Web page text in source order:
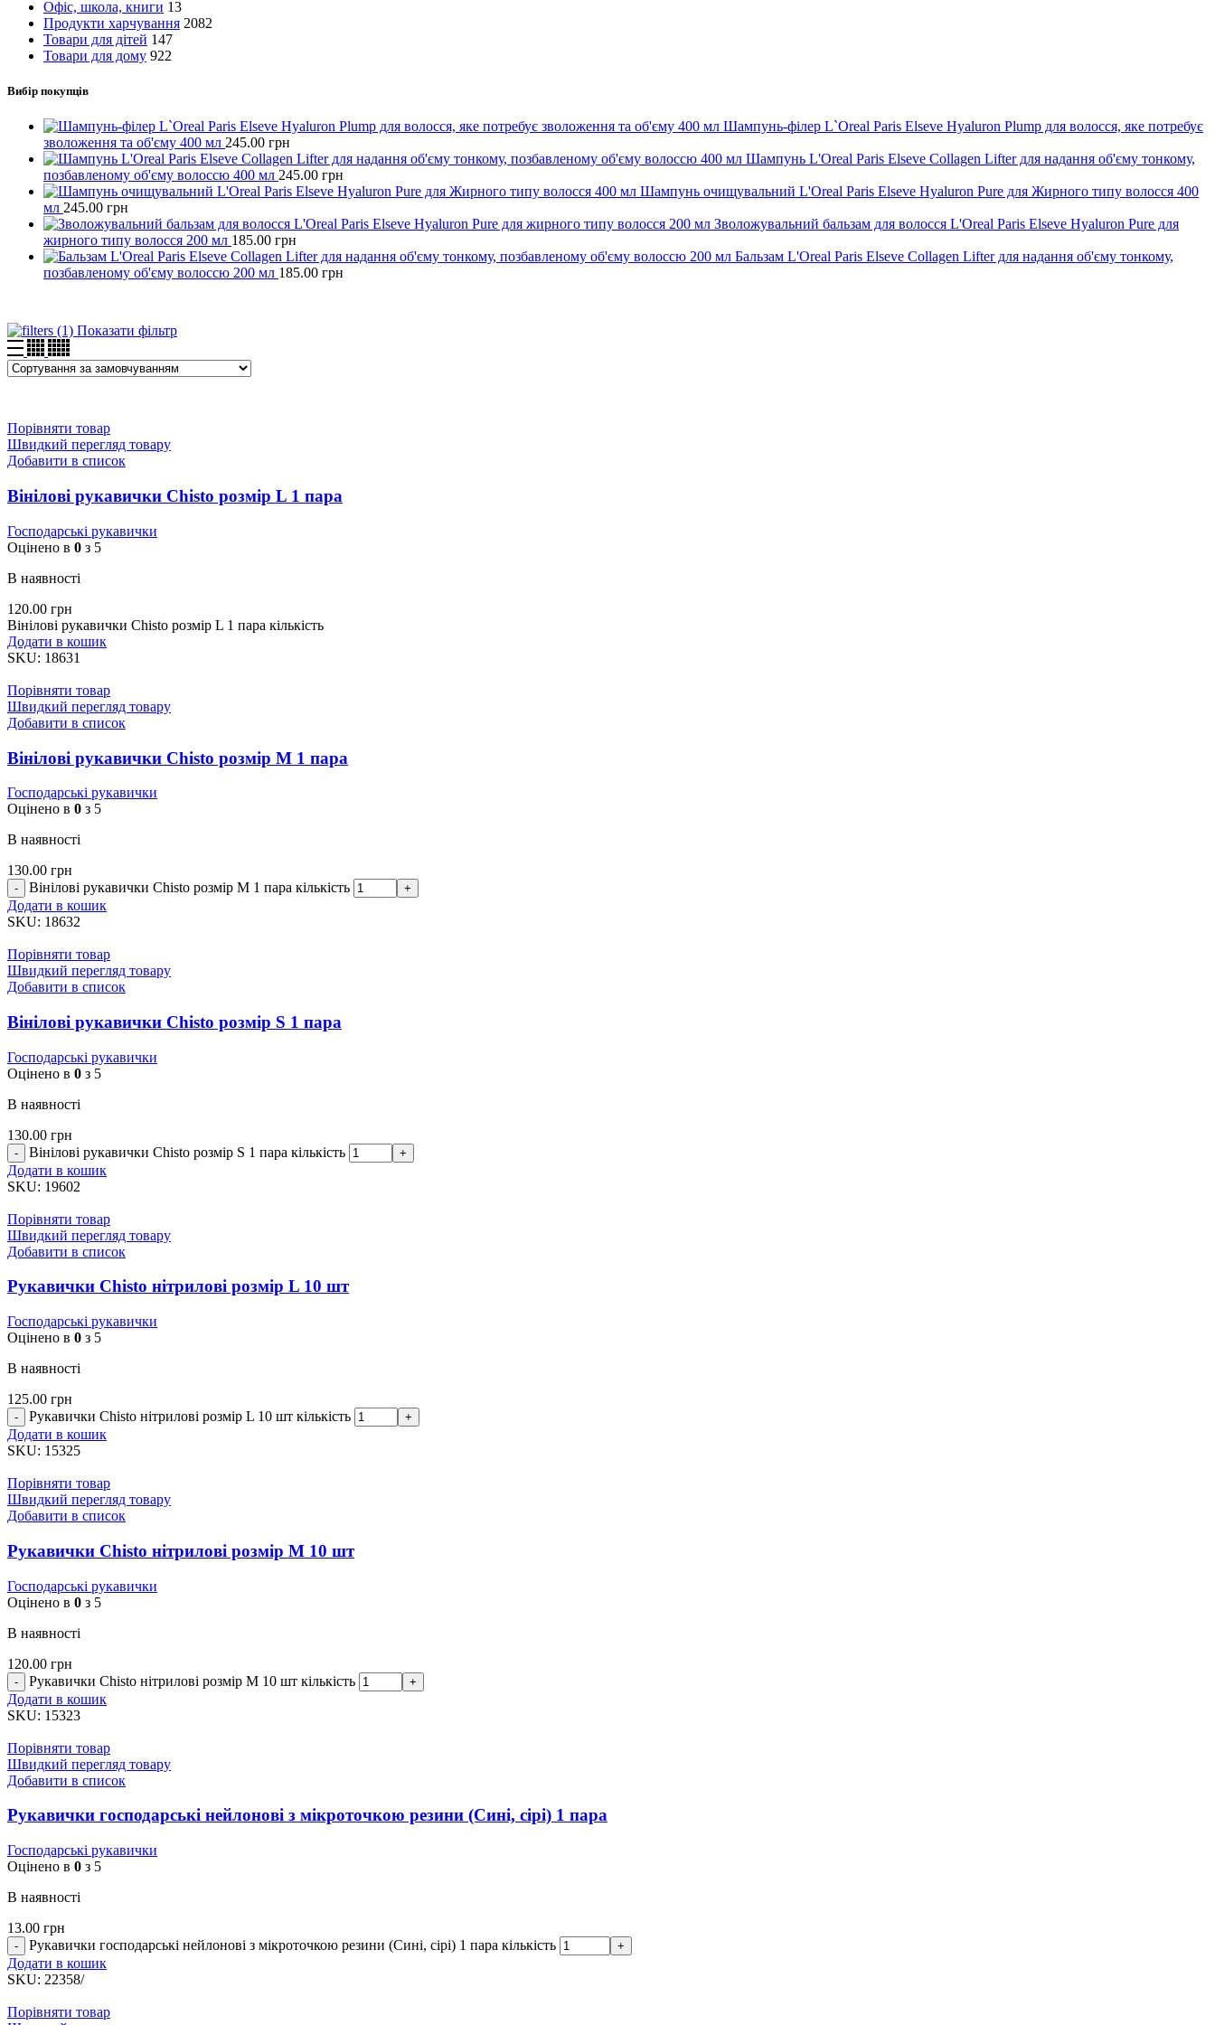
Офіс, школа, книги 13
Продукти харчування 2082
Товари для дітей 147
Товари для дому 922
Вибір покупців
Шампунь-філер L`Oreal Paris Elseve Hyaluron Plump для волосся, яке потребує
зволоження та об'єму 400 мл 245.00 грн
Шампунь L'Oreal Paris Elseve Collagen Lifter для надання об'єму тонкому,
позбавленому об'єму волоссю 400 мл 245.00 грн
Шампунь очищувальний L'Oreal Paris Elseve Hyaluron Pure для Жирного типу волосся 400
мл 245.00 грн
Зволожувальний бальзам для волосся L'Oreal Paris Elseve Hyaluron Pure для
жирного типу волосся 200 мл 185.00 грн
Бальзам L'Oreal Paris Elseve Collagen Lifter для надання об'єму тонкому,
позбавленому об'єму волоссю 200 мл 185.00 грн
Показати фільтр
Порівняти товар
Швидкий перегляд товару
Добавити в список
Вінілові рукавички Chisto розмір L 1 пара
Господарські рукавички
Оцінено в 0 з 5
В наявності
120.00 грн
Вінілові рукавички Chisto розмір L 1 пара кількість
Додати в кошик
SKU: 18631
Порівняти товар
Швидкий перегляд товару
Добавити в список
Вінілові рукавички Chisto розмір M 1 пара
Господарські рукавички
Оцінено в 0 з 5
В наявності
130.00 грн
Вінілові рукавички Chisto розмір M 1 пара кількість
Додати в кошик
SKU: 18632
Порівняти товар
Швидкий перегляд товару
Добавити в список
Вінілові рукавички Chisto розмір S 1 пара
Господарські рукавички
Оцінено в 0 з 5
В наявності
130.00 грн
Вінілові рукавички Chisto розмір S 1 пара кількість
Додати в кошик
SKU: 19602
Порівняти товар
Швидкий перегляд товару
Добавити в список
Рукавички Chisto нітрилові розмір L 10 шт
Господарські рукавички
Оцінено в 0 з 5
В наявності
125.00 грн
Рукавички Chisto нітрилові розмір L 10 шт кількість
Додати в кошик
SKU: 15325
Порівняти товар
Швидкий перегляд товару
Добавити в список
Рукавички Chisto нітрилові розмір M 10 шт
Господарські рукавички
Оцінено в 0 з 5
В наявності
120.00 грн
Рукавички Chisto нітрилові розмір M 10 шт кількість
Додати в кошик
SKU: 15323
Порівняти товар
Швидкий перегляд товару
Добавити в список
Рукавички господарські нейлонові з мікроточкою резини (Сині, сірі) 1 пара
Господарські рукавички
Оцінено в 0 з 5
В наявності
13.00 грн
Рукавички господарські нейлонові з мікроточкою резини (Сині, сірі) 1 пара кількість
Додати в кошик
SKU: 22358/
Порівняти товар